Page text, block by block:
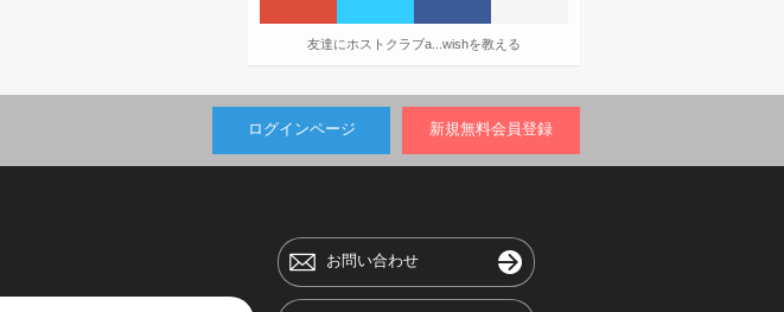
友達にホストクラブa...wishを教える
ログインページ 新規無料会員登録
お問い合わせ